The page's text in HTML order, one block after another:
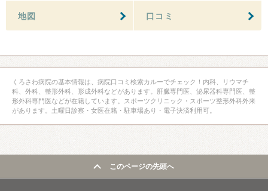
地図 口コミ
くろさわ病院の基本情報は、病院口コミ検索カルーでチェック！内科、リウマチ
科、外科、整形外科、形成外科などがあります。肝臓専門医、泌尿器科専門医、整
形外科専門医などが在籍しています。スポーツクリニック・スポーツ整形外科外来
があります。土曜日診察・女医在籍・駐車場あり・電子決済利用可。
このページの先頭へ